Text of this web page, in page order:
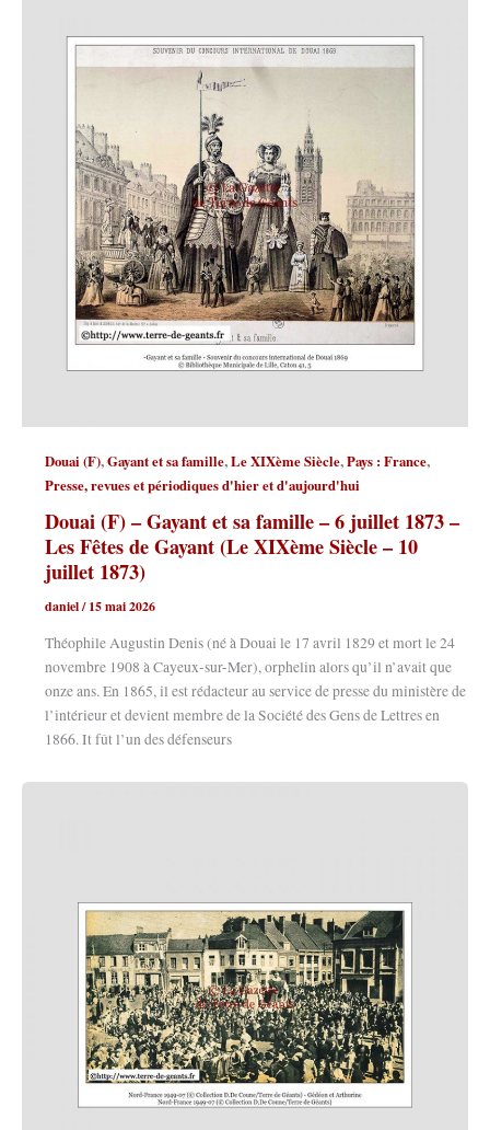
Douai (F),Gayant et sa famille,Le XIXème Siècle,Pays : France,
Presse, revues et périodiques d'hier et d'aujourd'hui
Douai (F) – Gayant et sa famille – 6 juillet 1873 –
Les Fêtes de Gayant (Le XIXème Siècle – 10
juillet 1873)
daniel/15 mai 2026
Théophile Augustin Denis (né à Douai le 17 avril 1829 et mort le 24
novembre 1908 à Cayeux-sur-Mer), orphelin alors qu’il n’avait que
onze ans. En 1865, il est rédacteur au service de presse du ministère de
l’intérieur et devient membre de la Société des Gens de Lettres en
1866. It fût l’un des défenseurs